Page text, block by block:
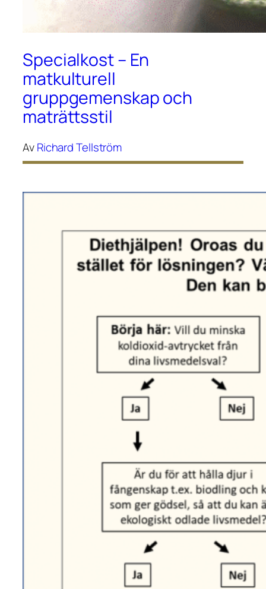
Specialkost – En
matkulturell
gruppgemenskap och
maträttsstil
AvRichard Tellström